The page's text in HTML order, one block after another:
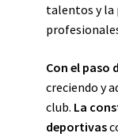
talentos y la
Con el paso
creciendo y
club. La
deportivas